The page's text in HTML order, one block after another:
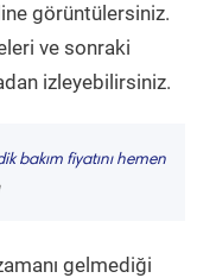
görüntülersiniz.
ve sonraki
izleyebilirsiniz.
bakım fiyatını hemen
gelmediği